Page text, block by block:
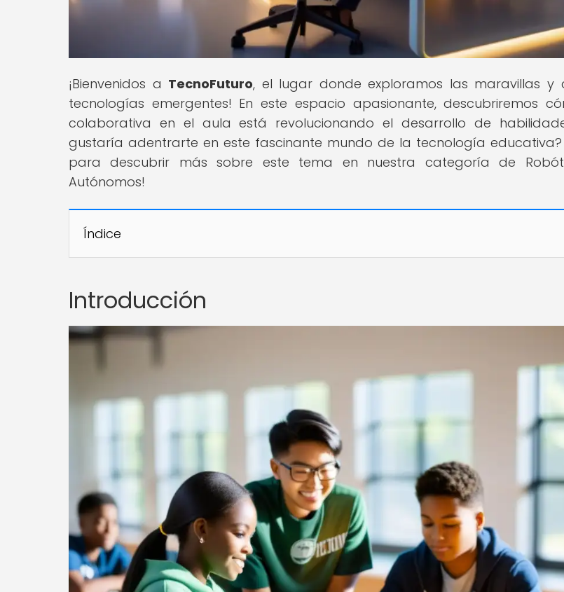
¡Bienvenidos a TecnoFuturo, el lugar donde exploramos las maravillas y
tecnologías emergentes! En este espacio apasionante, descubriremos
colaborativa en el aula está revolucionando el desarrollo de
gustaría adentrarte en este fascinante mundo de la tecnología educativa?
para descubrir más sobre este tema en nuestra categoría de
Autónomos!
Índice
Introducción